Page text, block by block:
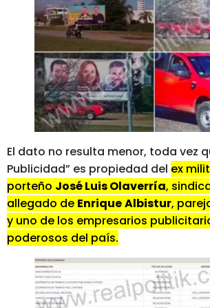
El dato no resulta menor, toda vez
Publicidad” es propiedad del ex
porteño José Luis Olaverría,
allegado de EnriqueAlbistur,
y uno de los empresarios
poderosos del país.